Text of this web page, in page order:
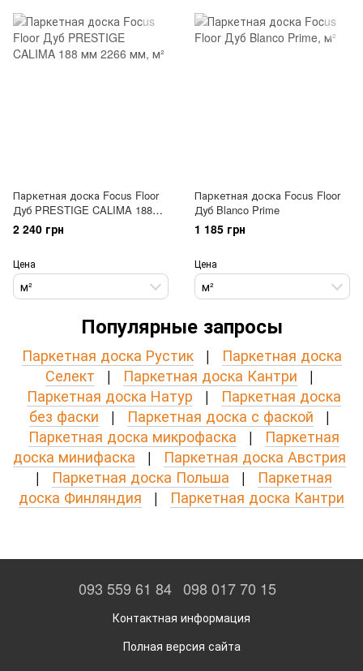
Паркетная доска Focus Floor
Дуб PRESTIGE CALIMA 188
мм 2266 мм
2 240 грн
Цена
м²
Паркетная доска Focus Floor
Дуб Blanco Prime
1 185 грн
Цена
м²
Популярные запросы
Паркетная доска Рустик| Паркетная доска
Селект | Паркетная доска Кантри |
Паркетная доска Натур | Паркетная доска
без фаски | Паркетная доска с фаской |
Паркетная доска микрофаска | Паркетная
доска минифаска | Паркетная доска Австрия
| Паркетная доска Польша | Паркетная
доска Финляндия | Паркетная доска Кантри
093 559 61 84 098 017 70 15
Контактная информация
Полная версия сайта